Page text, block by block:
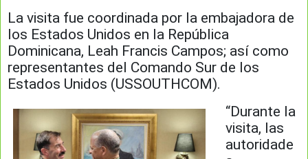
La visita fue coordinada por la embajadora de
los Estados Unidos en la República
Dominicana, Leah Francis Campos; así como
representantes del Comando Sur de los
Estados Unidos (USSOUTHCOM).
“Durante la
visita, las
autoridade